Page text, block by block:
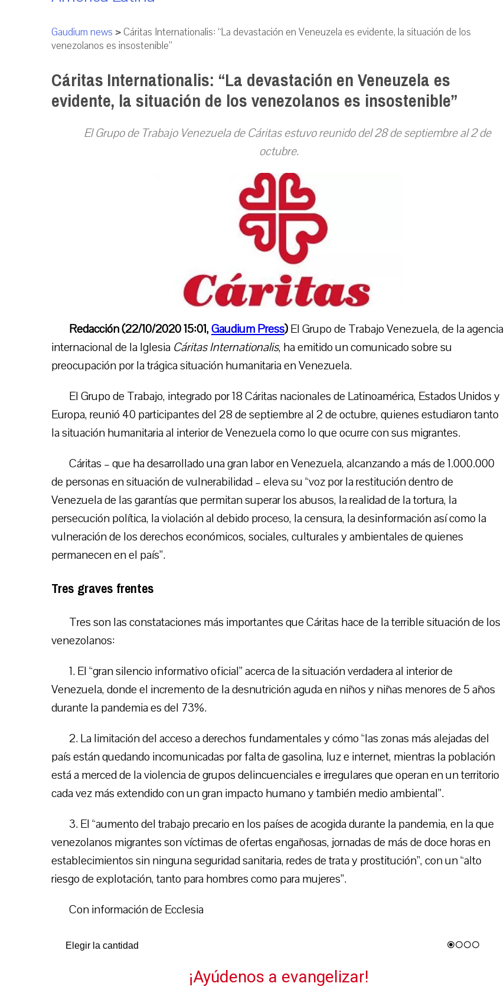
Gaudium news >Cáritas Internationalis: “La devastación en Veneuzela es evidente, la situación de los
venezolanos es insostenible”
Cáritas Internationalis: “La devastación en Veneuzela es
evidente, la situación de los venezolanos es insostenible”
El Grupo de Trabajo Venezuela de Cáritas estuvo reunido del 28 de septiembre al 2 de
octubre.
Redacción (22/10/2020 15:01,Gaudium Press)El Grupo de Trabajo Venezuela, de la agencia
internacional de la Iglesia Cáritas Internationalis, ha emitido un comunicado sobre su
preocupación por la trágica situación humanitaria en Venezuela.
El Grupo de Trabajo, integrado por 18 Cáritas nacionales de Latinoamérica, Estados Unidos y
Europa, reunió 40 participantes del 28 de septiembre al 2 de octubre, quienes estudiaron tanto
la situación humanitaria al interior de Venezuela como lo que ocurre con sus migrantes.
Cáritas – que ha desarrollado una gran labor en Venezuela, alcanzando a más de 1.000.000
de personas en situación de vulnerabilidad – eleva su “voz por la restitución dentro de
Venezuela de las garantías que permitan superar los abusos, la realidad de la tortura, la
persecución política, la violación al debido proceso, la censura, la desinformación así como la
vulneración de los derechos económicos, sociales, culturales y ambientales de quienes
permanecen en el país”.
Tres graves frentes
Tres son las constataciones más importantes que Cáritas hace de la terrible situación de los
venezolanos:
1. El “gran silencio informativo oficial” acerca de la situación verdadera al interior de
Venezuela, donde el incremento de la desnutrición aguda en niños y niñas menores de 5 años
durante la pandemia es del 73%.
2. La limitación del acceso a derechos fundamentales y cómo “las zonas más alejadas del
país están quedando incomunicadas por falta de gasolina, luz e internet, mientras la población
está a merced de la violencia de grupos delincuenciales e irregulares que operan en un territorio
cada vez más extendido con un gran impacto humano y también medio ambiental”.
3. El “aumento del trabajo precario en los países de acogida durante la pandemia, en la que
venezolanos migrantes son víctimas de ofertas engañosas, jornadas de más de doce horas en
establecimientos sin ninguna seguridad sanitaria, redes de trata y prostitución”, con un “alto
riesgo de explotación, tanto para hombres como para mujeres”.
Con información de Ecclesia